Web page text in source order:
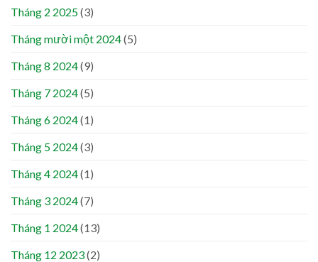
Tháng 2 2025(3)
Tháng mười một 2024(5)
Tháng 8 2024(9)
Tháng 7 2024(5)
Tháng 6 2024(1)
Tháng 5 2024(3)
Tháng 4 2024(1)
Tháng 3 2024(7)
Tháng 1 2024(13)
Tháng 12 2023(2)